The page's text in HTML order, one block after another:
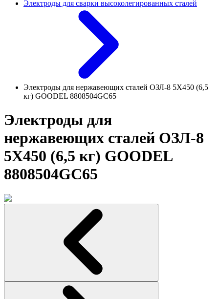
Электроды для сварки высоколегированных сталей
Электроды для нержавеющих сталей ОЗЛ-8 5Х450 (6,5
кг) GOODEL 8808504GC65
Электроды для
нержавеющих сталей ОЗЛ-8
5Х450 (6,5 кг) GOODEL
8808504GC65